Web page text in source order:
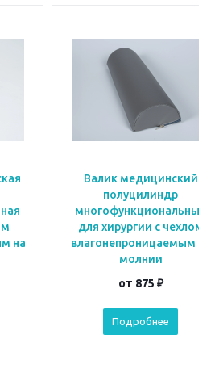
на
Валик медицинский
полуцилиндр
многофункциональный
для хирургии с чехлом
влагонепроницаемым на
молнии
от 875 ₽
Подробнее